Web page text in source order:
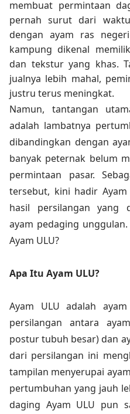
membuat permintaan
pernah surut dari
dengan ayam ras
kampung dikenal
dan tekstur yang khas.
jualnya lebih mahal,
justru terus meningkat.
Namun, tantangan
adalah lambatnya
dibandingkan dengan
banyak peternak belum
permintaan pasar.
tersebut, kini hadir
hasil persilangan yang
ayam pedaging
Ayam ULU?
Apa Itu Ayam ULU?
Ayam ULU adalah
persilangan antara
postur tubuh besar) dan
dari persilangan ini
tampilan menyerupai
pertumbuhan yang jauh
daging Ayam ULU pun